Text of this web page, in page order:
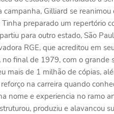
Gilliard se reanimou
Tinha preparado um repertório
para outro estado, São
RGE, que acreditou em
final de 1979, com o grande
mais de 1 milhão de cópias,
na carreira quando
nome e experiencia no ramo
produziu e alavancou